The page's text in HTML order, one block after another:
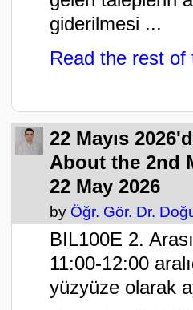
giderilmesi ...
Read the rest of
22 Mayıs
About the 2nd
22 May 2026
by Öğr. Gör. Dr.
BIL100E 2.
11:00-12:00
yüzyüze olarak